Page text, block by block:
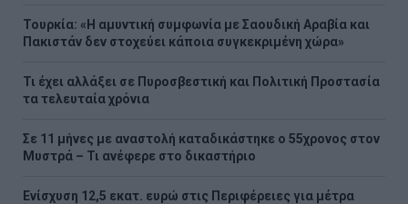
Τουρκία: «Η αμυντική συμφωνία με Σαουδική Αραβία και
Πακιστάν δεν στοχεύει κάποια συγκεκριμένη χώρα»
Τι έχει αλλάξει σε Πυροσβεστική και Πολιτική Προστασία
τα τελευταία χρόνια
Σε 11 μήνες με αναστολή καταδικάστηκε ο 55χρονος στον
Μυστρά – Τι ανέφερε στο δικαστήριο
Ενίσχυση 12,5 εκατ. ευρώ στις Περιφέρειες για μέτρα